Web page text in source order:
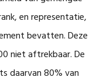
en representatie,
bevatten. Deze
niet aftrekbaar. De
daarvan 80% van